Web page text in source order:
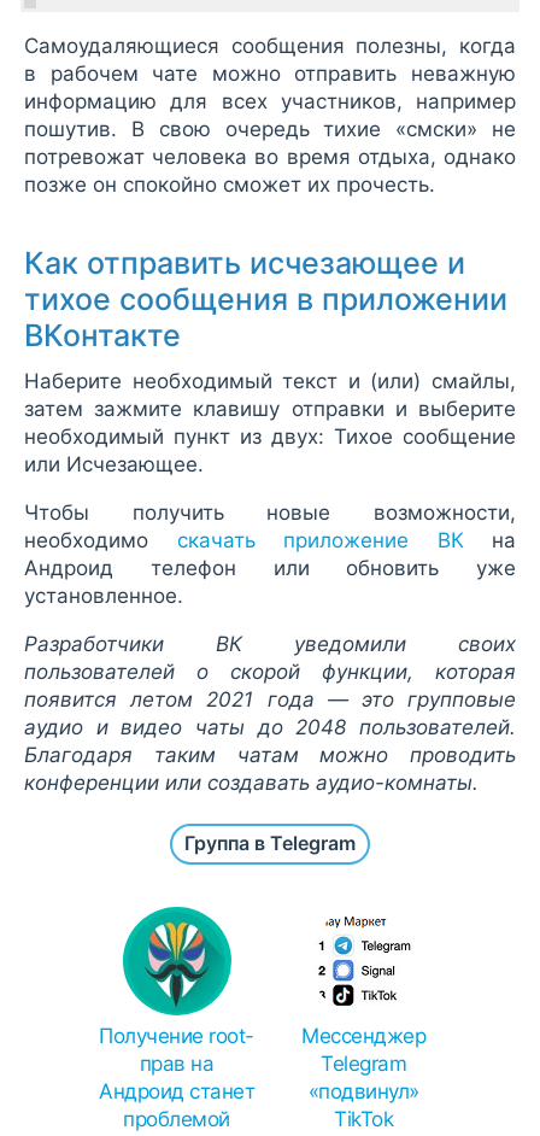
Самоудаляющиеся сообщения полезны, когда
в рабочем чате можно отправить неважную
информацию для всех участников, например
пошутив. В свою очередь тихие «смски» не
потревожат человека во время отдыха, однако
позже он спокойно сможет их прочесть.
Как отправить исчезающее и
тихое сообщения в приложении
ВКонтакте
Наберите необходимый текст и (или) смайлы,
затем зажмите клавишу отправки и выберите
необходимый пункт из двух: Тихое сообщение
или Исчезающее.
Чтобы получить новые возможности,
необходимо скачать приложение ВКна
Андроид телефон или обновить уже
установленное.
Разработчики ВК уведомили своих
пользователей о скорой функции, которая
появится летом 2021 года — это групповые
аудио и видео чаты до 2048 пользователей.
Благодаря таким чатам можно проводить
конференции или создавать аудио-комнаты.
Группа в Telegram
Получение root-
прав на
Андроид станет
проблемой
Мессенджер
Telegram
«подвинул»
TikTok